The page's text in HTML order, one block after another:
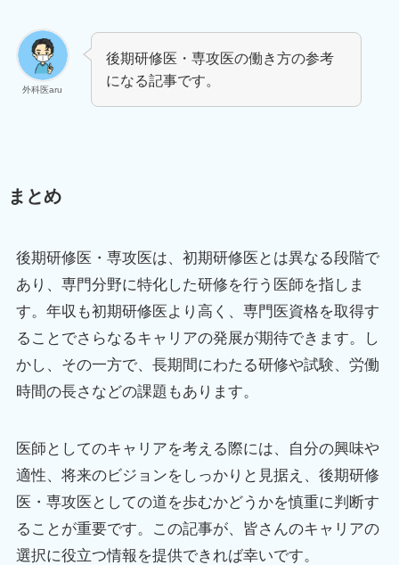
外科医aru
後期研修医・専攻医の働き方の参考
になる記事です。
まとめ
後期研修医・専攻医は、初期研修医とは異なる段階で
あり、専門分野に特化した研修を行う医師を指しま
す。年収も初期研修医より高く、専門医資格を取得す
ることでさらなるキャリアの発展が期待できます。し
かし、その一方で、長期間にわたる研修や試験、労働
時間の長さなどの課題もあります。
医師としてのキャリアを考える際には、自分の興味や
適性、将来のビジョンをしっかりと見据え、後期研修
医・専攻医としての道を歩むかどうかを慎重に判断す
ることが重要です。この記事が、皆さんのキャリアの
選択に役立つ情報を提供できれば幸いです。